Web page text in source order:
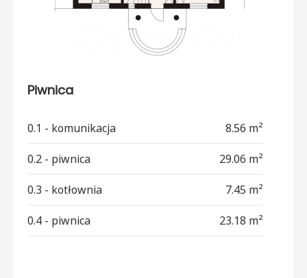
Piwnica
0.1 - komunikacja 8.56 m²
0.2 - piwnica 29.06 m²
0.3 - kotłownia 7.45 m²
0.4 - piwnica 23.18 m²